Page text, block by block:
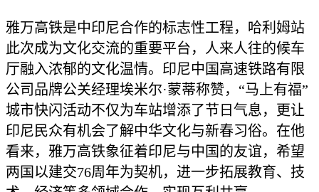
雅万高铁是中印尼合作的标志性工程，哈利姆站
此次成为文化交流的重要平台，人来人往的候车
厅融入浓郁的文化温情。印尼中国高速铁路有限
公司品牌公关经理埃米尔·蒙蒂称赞，“马上有福”
城市快闪活动不仅为车站增添了节日气息，更让
印尼民众有机会了解中华文化与新春习俗。在他
看来，雅万高铁象征着印尼与中国的友谊，希望
两国以建交76周年为契机，进一步拓展教育、技